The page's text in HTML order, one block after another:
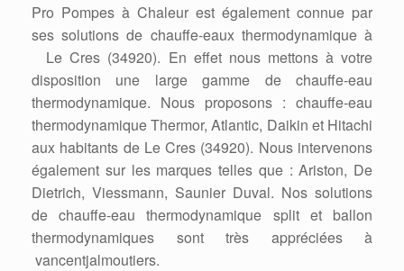
Pro Pompes à Chaleur est également connue par
ses solutions de chauffe-eaux thermodynamique à
Le Cres (34920). En effet nous mettons à votre
disposition une large gamme de chauffe-eau
thermodynamique. Nous proposons : chauffe-eau
thermodynamique Thermor, Atlantic, Daikin et Hitachi
aux habitants de Le Cres (34920). Nous intervenons
également sur les marques telles que : Ariston, De
Dietrich, Viessmann, Saunier Duval. Nos solutions
de chauffe-eau thermodynamique split et ballon
thermodynamiques sont très appréciées à
vancentjalmoutiers.